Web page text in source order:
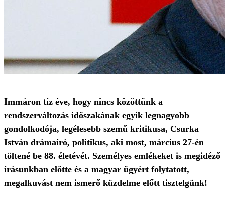
Immáron tíz éve, hogy nincs közöttünk a
rendszerváltozás időszakának egyik legnagyobb
gondolkodója, legélesebb szemű kritikusa, Csurka
István drámaíró, politikus, aki most, március 27-én
töltené be 88. életévét. Személyes emlékeket is megidéző
írásunkban előtte és a magyar ügyért folytatott,
megalkuvást nem ismerő küzdelme előtt tisztelgünk!